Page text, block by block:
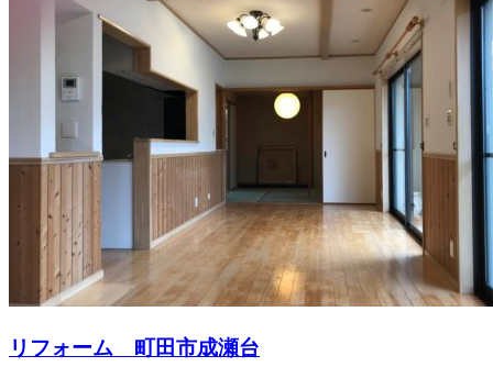
リフォーム 町田市成瀬台